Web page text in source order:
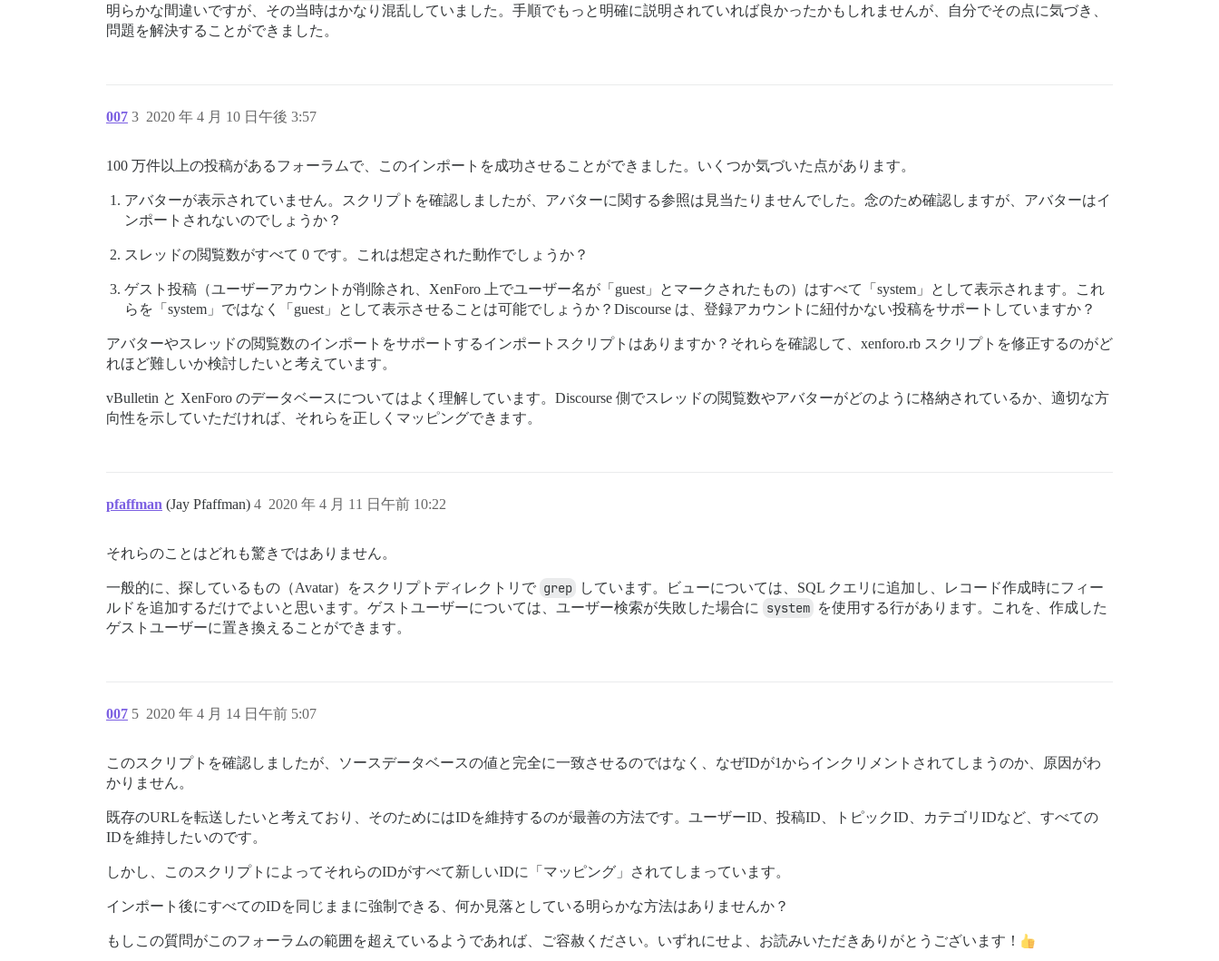
明らかな間違いですが、その当時はかなり混乱していました。手順でもっと明確に説明されていれば良かったかもしれませんが、自分でその点に気づき、
問題を解決することができました。
007 2020 年 4 月 10 日午後 3:57
3
100 万件以上の投稿があるフォーラムで、このインポートを成功させることができました。いくつか気づいた点があります。
アバターが表示されていません。スクリプトを確認しましたが、アバターに関する参照は見当たりませんでした。念のため確認しますが、アバターはイ
ンポートされないのでしょうか？
スレッドの閲覧数がすべて 0 です。これは想定された動作でしょうか？
ゲスト投稿（ユーザーアカウントが削除され、XenForo 上でユーザー名が「guest」とマークされたもの）はすべて「system」として表示されます。これ
らを「system」ではなく「guest」として表示させることは可能でしょうか？Discourse は、登録アカウントに紐付かない投稿をサポートしていますか？
アバターやスレッドの閲覧数のインポートをサポートするインポートスクリプトはありますか？それらを確認して、xenforo.rb スクリプトを修正するのがど
れほど難しいか検討したいと考えています。
vBulletin と XenForo のデータベースについてはよく理解しています。Discourse 側でスレッドの閲覧数やアバターがどのように格納されているか、適切な方
向性を示していただければ、それらを正しくマッピングできます。
pfaffman (Jay Pfaffman) 2020 年 4 月 11 日午前 10:22
4
それらのことはどれも驚きではありません。
一般的に、探しているもの（Avatar）をスクリプトディレクトリで grep
しています。ビューについては、SQL クエリに追加し、レコード作成時にフィー
ルドを追加するだけでよいと思います。ゲストユーザーについては、ユーザー検索が失敗した場合に
system を使用する行があります。これを、作成した
ゲストユーザーに置き換えることができます。
007 2020 年 4 月 14 日午前 5:07
5
このスクリプトを確認しましたが、ソースデータベースの値と完全に一致させるのではなく、なぜIDが1からインクリメントされてしまうのか、原因がわ
かりません。
既存のURLを転送したいと考えており、そのためにはIDを維持するのが最善の方法です。ユーザーID、投稿ID、トピックID、カテゴリIDなど、すべての
IDを維持したいのです。
しかし、このスクリプトによってそれらのIDがすべて新しいIDに「マッピング」されてしまっています。
インポート後にすべてのIDを同じままに強制できる、何か見落としている明らかな方法はありませんか？
もしこの質問がこのフォーラムの範囲を超えているようであれば、ご容赦ください。いずれにせよ、お読みいただきありがとうございます！